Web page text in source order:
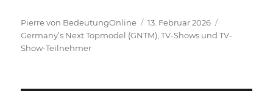
Autor
Pierre von BedeutungOnline
Veröffentlicht
am
13. Februar 2026
Germany’s Next Topmodel (GNTM) ,TV-Shows und TV-
Show-Teilnehmer